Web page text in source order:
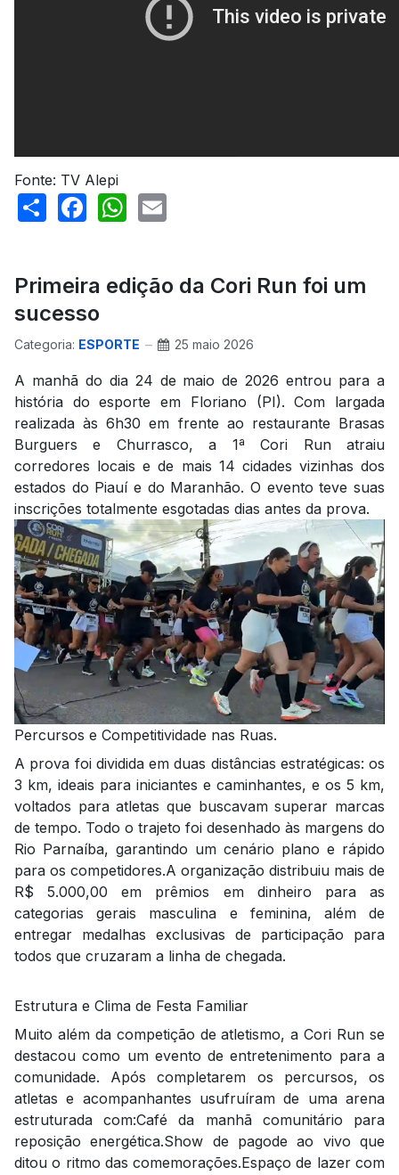
Fonte: TV Alepi
ShareFacebook
WhatsApp
Primeira edição da Cori Run foi um
sucesso
Categoria: ESPORTE 25 maio 2026
A manhã do dia 24 de maio de 2026 entrou para a
história do esporte em Floriano (PI). Com largada
realizada às 6h30 em frente ao restaurante Brasas
Burguers e Churrasco, a 1ª Cori Run atraiu
corredores locais e de mais 14 cidades vizinhas dos
estados do Piauí e do Maranhão. O evento teve suas
inscrições totalmente esgotadas dias antes da prova.
Percursos e Competitividade nas Ruas.
A prova foi dividida em duas distâncias estratégicas: os
3 km, ideais para iniciantes e caminhantes, e os 5 km,
voltados para atletas que buscavam superar marcas
de tempo. Todo o trajeto foi desenhado às margens do
Rio Parnaíba, garantindo um cenário plano e rápido
para os competidores.A organização distribuiu mais de
R$ 5.000,00 em prêmios em dinheiro para as
categorias gerais masculina e feminina, além de
entregar medalhas exclusivas de participação para
todos que cruzaram a linha de chegada.
Estrutura e Clima de Festa Familiar
Muito além da competição de atletismo, a Cori Run se
destacou como um evento de entretenimento para a
comunidade. Após completarem os percursos, os
atletas e acompanhantes usufruíram de uma arena
estruturada com:Café da manhã comunitário para
reposição energética.Show de pagode ao vivo que
ditou o ritmo das comemorações.Espaço de lazer com